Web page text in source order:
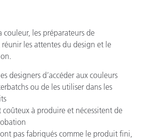
les préparateurs de
les attentes du design et le
designers d’accéder aux couleurs
ou de les utiliser dans les
coûteux à produire et nécessitent de
pas fabriqués comme le produit fini,